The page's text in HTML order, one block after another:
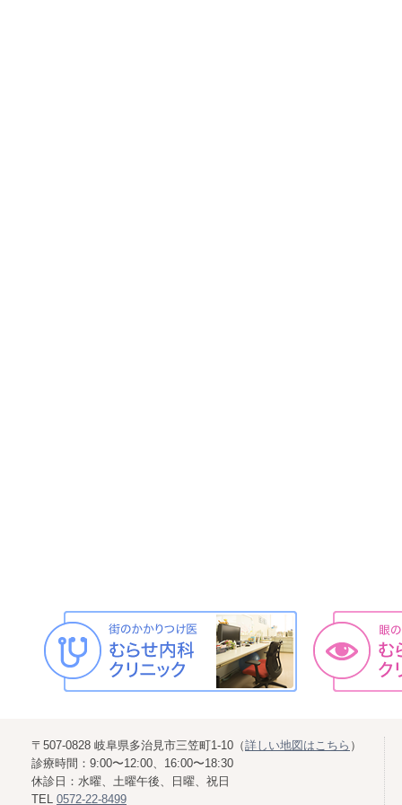
〒507-0828 岐阜県多治見市三笠町1-10（詳しい地図はこちら ）
診療時間：9:00〜12:00、16:00〜18:30
休診日：水曜、土曜午後、日曜、祝日
TEL 0572-22-8499